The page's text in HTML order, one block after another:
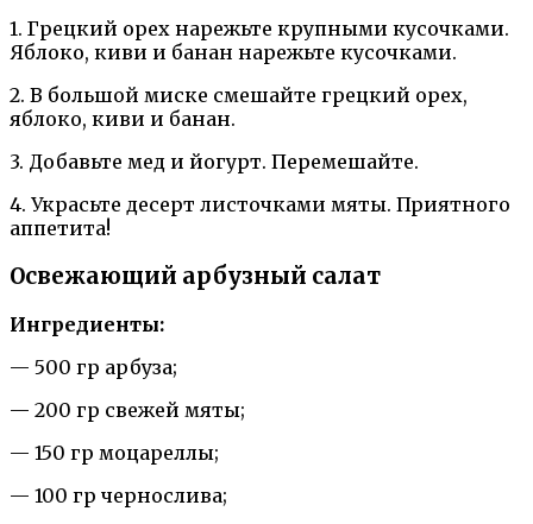
1. Грецкий орех нарежьте крупными кусочками.
Яблоко, киви и банан нарежьте кусочками.
2. В большой миске смешайте грецкий орех,
яблоко, киви и банан.
3. Добавьте мед и йогурт. Перемешайте.
4. Украсьте десерт листочками мяты. Приятного
аппетита!
Освежающий арбузный салат
Ингредиенты:
— 500 гр арбуза;
— 200 гр свежей мяты;
— 150 гр моцареллы;
— 100 гр чернослива;